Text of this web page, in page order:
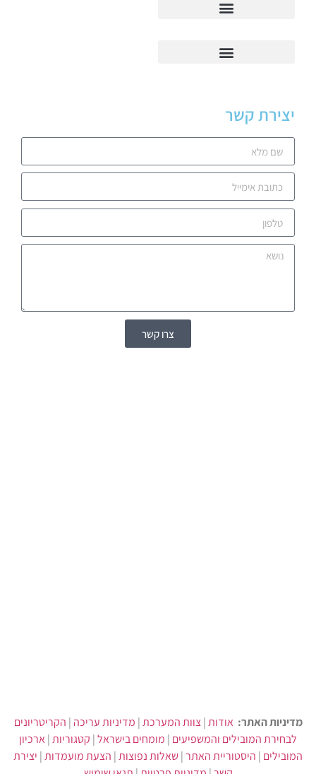
יצירת קשר
צרו קשר
מדיניות האתר: אודות|צוות המערכת| מדיניות עריכה | הקריטריונים
לבחירת המובילים והמשפיעים | מומחים בישראל| קטגוריות| ארכיון
המובילים | היסטוריית האתר|שאלות נפוצות| הצעת מועמדות| יצירת